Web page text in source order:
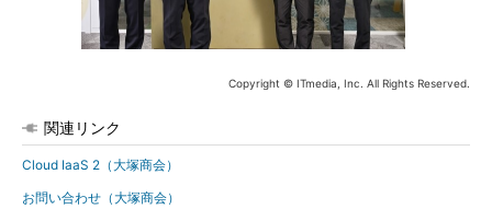
Copyright © ITmedia, Inc. All Rights Reserved.
関連リンク
Cloud IaaS 2（大塚商会）
お問い合わせ（大塚商会）